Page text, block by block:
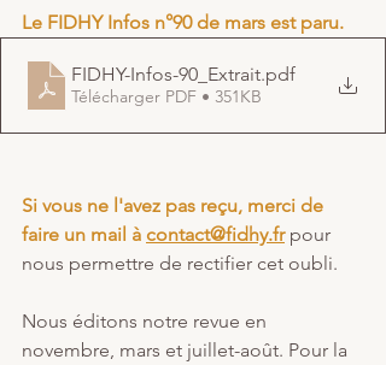
Le FIDHY Infos n°90 de mars est paru.
FIDHY-Infos-90_Extrait.pdf
Télécharger PDF • 351KB
Si vous ne l'avez pas reçu, merci de
faire un mail à contact@fidhy.fr pour
nous permettre de rectifier cet oubli.
Nous éditons notre revue en
novembre, mars et juillet-août. Pour la